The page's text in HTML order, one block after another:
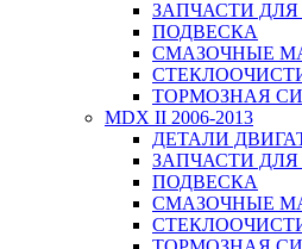
ЗАПЧАСТИ ДЛЯ
ПОДВЕСКА
СМАЗОЧНЫЕ
ТОРМОЗНАЯ
MDX II 2006-2013
ДЕТАЛИ
ЗАПЧАСТИ ДЛЯ
ПОДВЕСКА
СМАЗОЧНЫЕ